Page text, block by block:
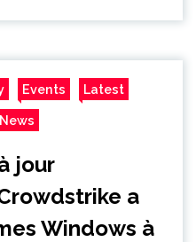
Events Latest
jour
a
Windows à